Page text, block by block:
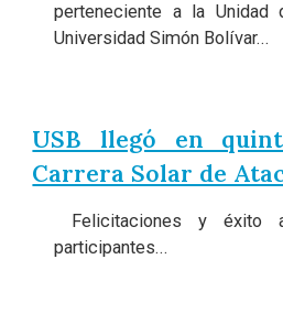
perteneciente a la Unidad
Universidad Simón Bolívar...
USB llegó en
Carrera Solar de
Felicitaciones y éxito
participantes...